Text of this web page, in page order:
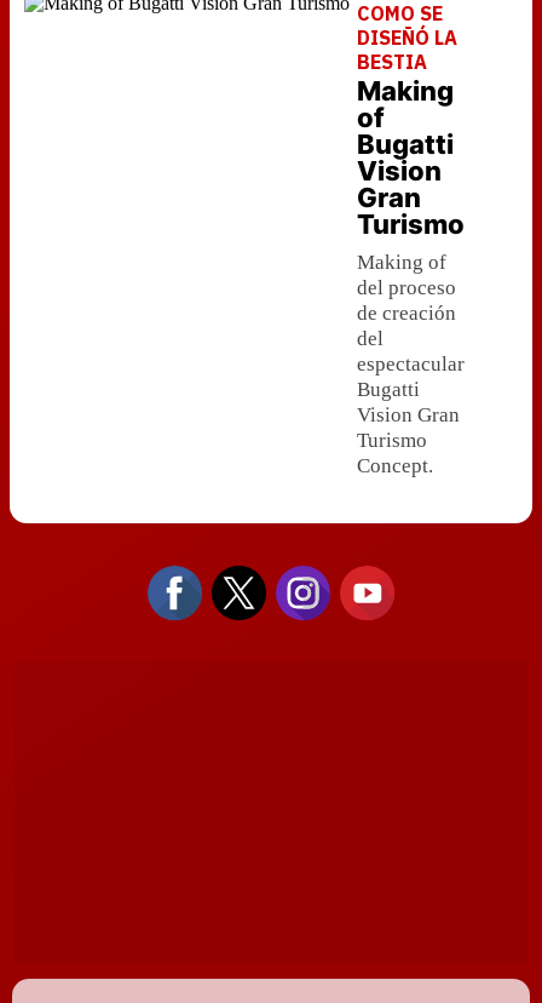
COMO SE
DISEÑÓ LA
BESTIA
Making
of
Bugatti
Vision
Gran
Turismo
Making of
del proceso
de creación
del
espectacular
Bugatti
Vision Gran
Turismo
Concept.